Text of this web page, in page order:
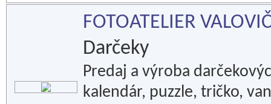
FOTOATELIER
Darčeky
Predaj a výroba
kalendár, puzzle, tričko,